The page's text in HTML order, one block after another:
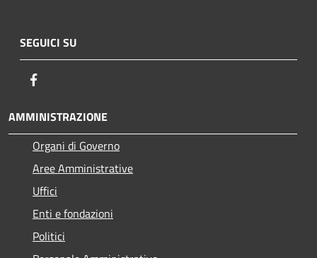
SEGUICI SU
AMMINISTRAZIONE
Organi di Governo
Aree Amministrative
Uffici
Enti e fondazioni
Politici